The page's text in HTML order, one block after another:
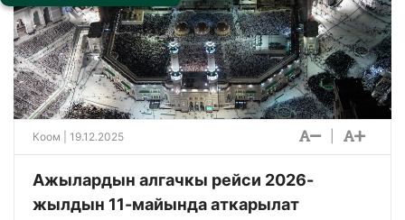
Коом | 19.12.2025
Ажылардын алгачкы рейси 2026-
жылдын 11-майында аткарылат